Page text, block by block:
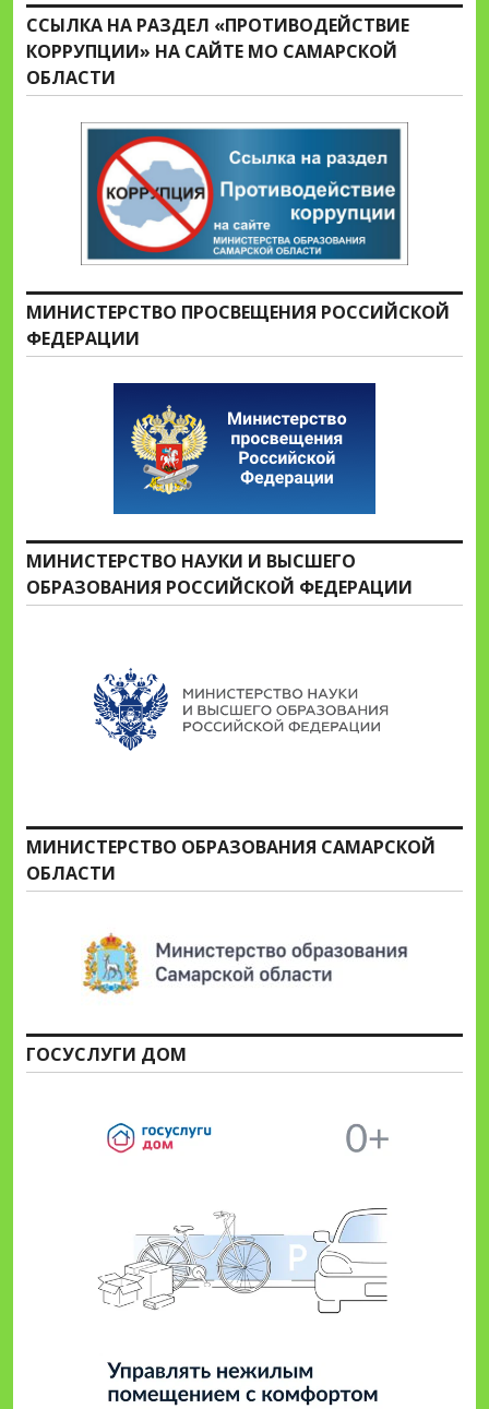
ССЫЛКА НА РАЗДЕЛ «ПРОТИВОДЕЙСТВИЕ
КОРРУПЦИИ» НА САЙТЕ МО САМАРСКОЙ
ОБЛАСТИ
МИНИСТЕРСТВО ПРОСВЕЩЕНИЯ РОССИЙСКОЙ
ФЕДЕРАЦИИ
МИНИСТЕРСТВО НАУКИ И ВЫСШЕГО
ОБРАЗОВАНИЯ РОССИЙСКОЙ ФЕДЕРАЦИИ
МИНИСТЕРСТВО ОБРАЗОВАНИЯ САМАРСКОЙ
ОБЛАСТИ
ГОСУСЛУГИ ДОМ